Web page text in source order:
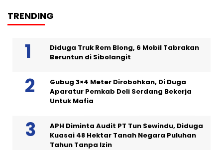
TRENDING
Diduga Truk Rem Blong, 6 Mobil Tabrakan
Beruntun di Sibolangit
Gubug 3×4 Meter Dirobohkan, Di Duga
Aparatur Pemkab Deli Serdang Bekerja
Untuk Mafia
APH Diminta Audit PT Tun Sewindu, Diduga
Kuasai 48 Hektar Tanah Negara Puluhan
Tahun Tanpa Izin